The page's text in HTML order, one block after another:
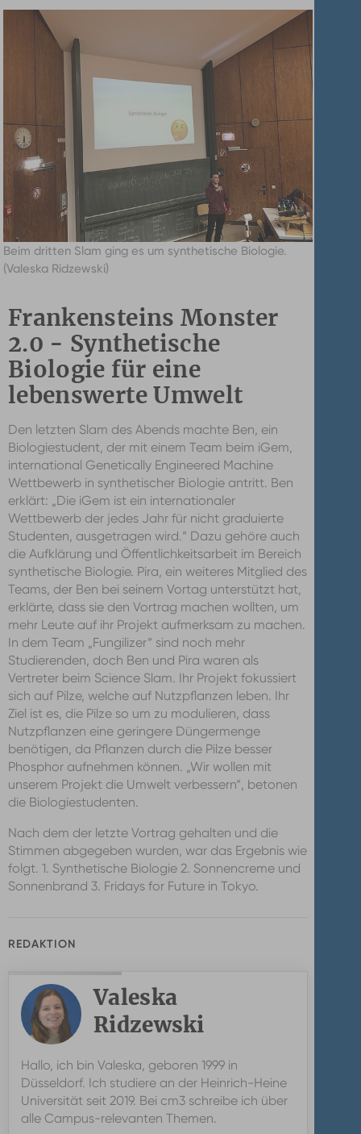
Beim dritten Slam ging es um synthetische Biologie.
(Valeska Ridzewski)
Frankensteins Monster
2.0 - Synthetische
Biologie für eine
lebenswerte Umwelt
Den letzten Slam des Abends machte Ben, ein
Biologiestudent, der mit einem Team beim iGem,
international Genetically Engineered Machine
Wettbewerb in synthetischer Biologie antritt. Ben
erklärt: „Die iGem ist ein internationaler
Wettbewerb der jedes Jahr für nicht graduierte
Studenten, ausgetragen wird.“ Dazu gehöre auch
die Aufklärung und Öffentlichkeitsarbeit im Bereich
synthetische Biologie. Pira, ein weiteres Mitglied des
Teams, der Ben bei seinem Vortag unterstützt hat,
erklärte, dass sie den Vortrag machen wollten, um
mehr Leute auf ihr Projekt aufmerksam zu machen.
In dem Team „Fungilizer“ sind noch mehr
Studierenden, doch Ben und Pira waren als
Vertreter beim Science Slam. Ihr Projekt fokussiert
sich auf Pilze, welche auf Nutzpflanzen leben. Ihr
Ziel ist es, die Pilze so um zu modulieren, dass
Nutzpflanzen eine geringere Düngermenge
benötigen, da Pflanzen durch die Pilze besser
Phosphor aufnehmen können. „Wir wollen mit
unserem Projekt die Umwelt verbessern“, betonen
die Biologiestudenten.
Nach dem der letzte Vortrag gehalten und die
Stimmen abgegeben wurden, war das Ergebnis wie
folgt. 1. Synthetische Biologie 2. Sonnencreme und
Sonnenbrand 3. Fridays for Future in Tokyo.
REDAKTION
Ridzewski
Valeska
Ridzewski
Hallo, ich bin Valeska, geboren 1999 in
Düsseldorf. Ich studiere an der Heinrich-Heine
Universität seit 2019. Bei cm3 schreibe ich über
alle Campus-relevanten Themen.